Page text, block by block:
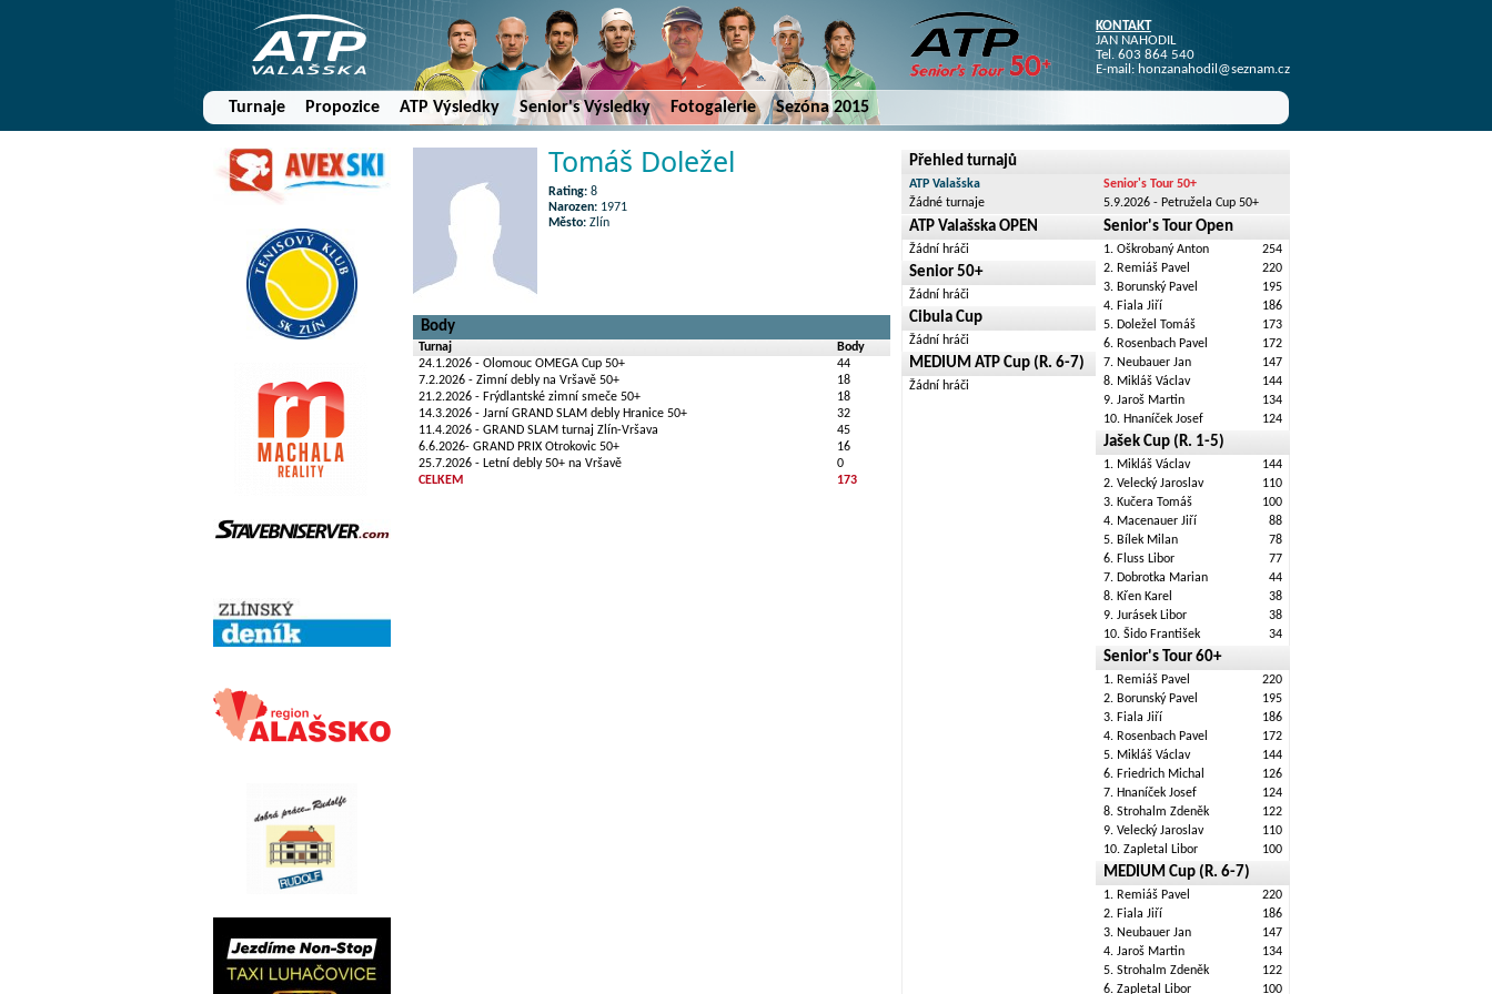
KONTAKT
JAN NAHODIL
Tel. 603 864 540
E-mail: honzanahodil@seznam.cz
Turnaje Propozice ATP Výsledky Senior's Výsledky Fotogalerie Sezóna 2015
Tomáš Doležel
Rating: 8
Narozen: 1971
Město: Zlín
Body
Turnaj
Body
24.1.2026 - Olomouc OMEGA Cup 50+
44
7.2.2026 - Zimní debly na Vršavě 50+
18
21.2.2026 - Frýdlantské zimní smeče 50+
18
14.3.2026 - Jarní GRAND SLAM debly Hranice 50+
32
11.4.2026 - GRAND SLAM turnaj Zlín-Vršava
45
6.6.2026- GRAND PRIX Otrokovic 50+
16
25.7.2026 - Letní debly 50+ na Vršavě
0
CELKEM
173
Přehled turnajů
ATP Valašska
Žádné turnaje
Senior's Tour 50+
5.9.2026 - Petružela Cup 50+
ATP Valašska OPEN
Žádní hráči
Senior 50+
Žádní hráči
Cibula Cup
Žádní hráči
MEDIUM ATP Cup (R. 6-7)
Žádní hráči
Senior's Tour Open
1. Oškrobaný Anton
254
2. Remiáš Pavel
220
3. Borunský Pavel
195
4. Fiala Jiří
186
5. Doležel Tomáš
173
6. Rosenbach Pavel
172
7. Neubauer Jan
147
8. Mikláš Václav
144
9. Jaroš Martin
134
10. Hnaníček Josef
124
Jašek Cup (R. 1-5)
1. Mikláš Václav
144
2. Velecký Jaroslav
110
3. Kučera Tomáš
100
4. Macenauer Jiří
88
5. Bílek Milan
78
6. Fluss Libor
77
7. Dobrotka Marian
44
8. Křen Karel
38
9. Jurásek Libor
38
10. Šido František
34
Senior's Tour 60+
1. Remiáš Pavel
220
2. Borunský Pavel
195
3. Fiala Jiří
186
4. Rosenbach Pavel
172
5. Mikláš Václav
144
6. Friedrich Michal
126
7. Hnaníček Josef
124
8. Strohalm Zdeněk
122
9. Velecký Jaroslav
110
10. Zapletal Libor
100
MEDIUM Cup (R. 6-7)
1. Remiáš Pavel
220
2. Fiala Jiří
186
3. Neubauer Jan
147
4. Jaroš Martin
134
5. Strohalm Zdeněk
122
6. Zapletal Libor
100